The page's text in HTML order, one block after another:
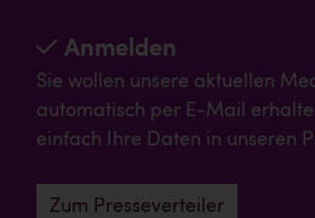
Anmelden
Sie wollen unsere aktuellen
automatisch per E-Mail
einfach Ihre Daten in unseren
Zum Presseverteiler